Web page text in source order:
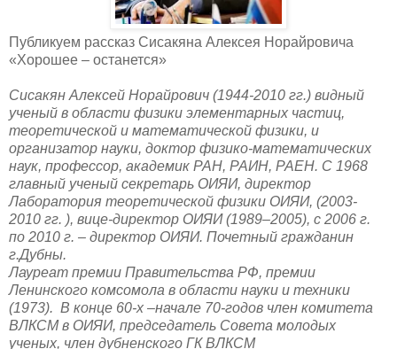
Публикуем рассказ Сисакяна Алексея Норайровича
«Хорошее – останется»
Сисакян Алексей Норайрович (1944-2010 гг.) видный
ученый в области физики элементарных частиц,
теоретической и математической физики, и
организатор науки, доктор физико-математических
наук, профессор, академик РАН, РАИН, РАЕН. С 1968
главный ученый секретарь ОИЯИ, директор
Лаборатория теоретической физики ОИЯИ, (2003-
2010 гг. ), вице-директор ОИЯИ (1989–2005), с 2006 г.
по 2010 г. – директор ОИЯИ. Почетный гражданин
г.Дубны.
Лауреат премии Правительства РФ, премии
Ленинского комсомола в области науки и техники
(1973). В конце 60-х –начале 70-годов член комитета
ВЛКСМ в ОИЯИ, председатель Совета молодых
ученых, член дубненского ГК ВЛКСМ